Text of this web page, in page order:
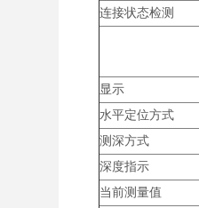
连接状态检测
显示
水平定位方式
测深方式
深度指示
当前测量值